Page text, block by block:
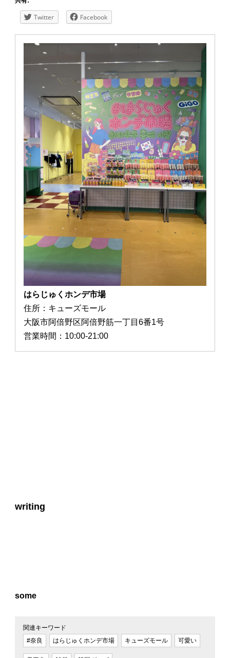
Twitter Facebook
はらじゅくホンデ市場
住所：キューズモール
大阪市阿倍野区阿倍野筋一丁目6番1号
営業時間：10:00-21:00
writing
some
関連キーワード
#奈良
はらじゅくホンデ市場 キューズモール 可愛い